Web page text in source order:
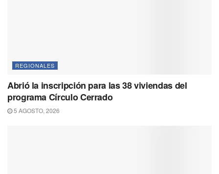
REGIONALES
Abrió la inscripción para las 38 viviendas del
programa Círculo Cerrado
5 AGOSTO, 2026